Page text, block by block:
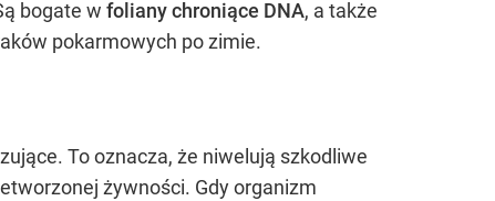
bogate w foliany chroniące DNA, a także
pokarmowych po zimie.
To oznacza, że niwelują szkodliwe
żywności. Gdy organizm